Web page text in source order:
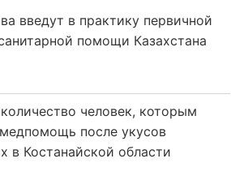
введут в практику первичной
помощи Казахстана
человек, которым
после укусов
в Костанайской области